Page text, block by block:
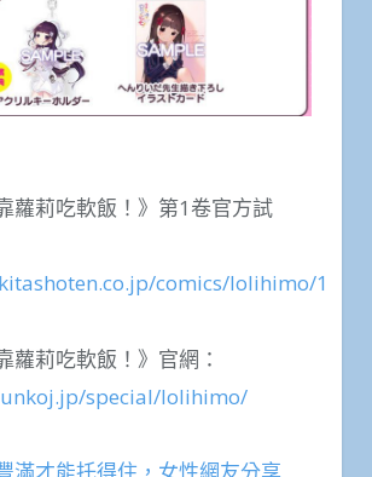
蘿莉吃軟飯！》第1卷官方試
comics/lolihimo/1
蘿莉吃軟飯！》官網：
special/lolihimo/